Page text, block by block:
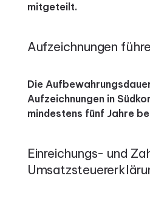
mitgeteilt.
Aufzeichnungen
Die
Aufzeichnungen in
mindestens fünf Jahre
Einreichungs- und